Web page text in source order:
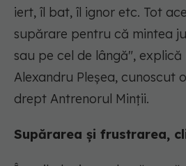
iert, îl bat, îl ignor etc. Tot
supărare pentru că mintea
sau pe cel de lângă", explică
Alexandru Pleșea, cunoscut
drept Antrenorul Minții.
Supărarea și frustrarea,